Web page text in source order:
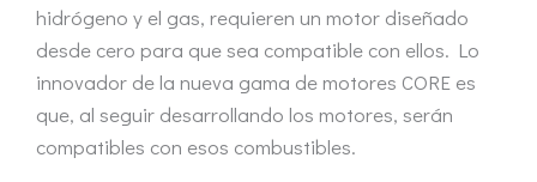
hidrógeno y el gas, requieren un motor diseñado
desde cero para que sea compatible con ellos. Lo
innovador de la nueva gama de motores CORE es
que, al seguir desarrollando los motores, serán
compatibles con esos combustibles.